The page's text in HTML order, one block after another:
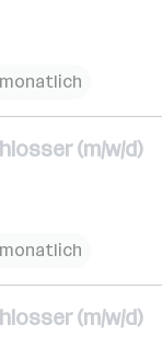
(m/w/d)
(m/w/d)